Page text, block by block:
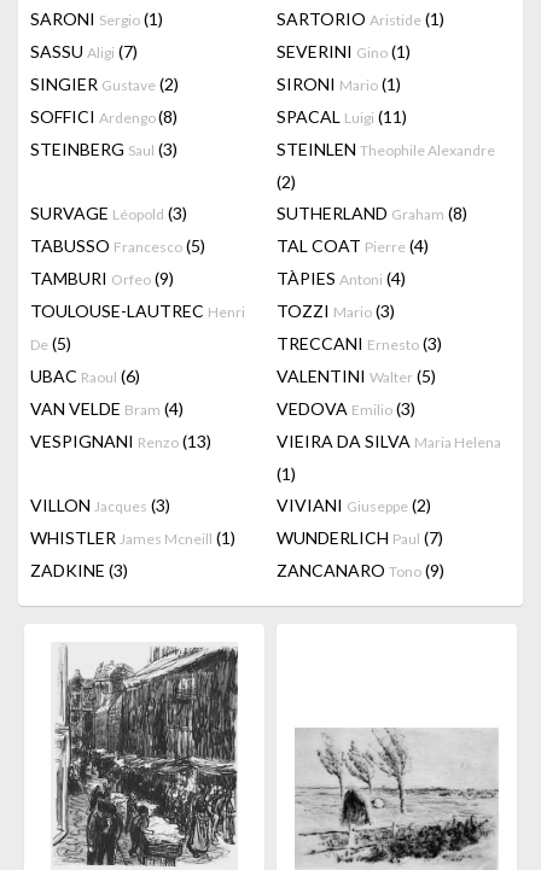
SARONI Sergio (1) SARTORIO Aristide (1)
SASSU Aligi (7) SEVERINI Gino (1)
SINGIER Gustave (2) SIRONI Mario (1)
SOFFICI Ardengo(8) SPACAL Luigi (11)
STEINBERG Saul (3) STEINLEN Theophile Alexandre
(2)
SURVAGE Léopold (3) SUTHERLAND Graham (8)
TABUSSO Francesco (5) TAL COAT Pierre (4)
TAMBURI Orfeo (9) TÀPIES Antoni (4)
TOULOUSE-LAUTREC Henri
De (5)
TOZZI Mario (3)
TRECCANI Ernesto (3)
UBAC Raoul (6) VALENTINI Walter (5)
VAN VELDE Bram (4) VEDOVA Emilio (3)
VESPIGNANI Renzo (13) VIEIRA DA SILVA Maria Helena
(1)
VILLON Jacques (3) VIVIANI Giuseppe (2)
WHISTLER James Mcneill (1) WUNDERLICH Paul (7)
ZADKINE (3) ZANCANARO Tono (9)